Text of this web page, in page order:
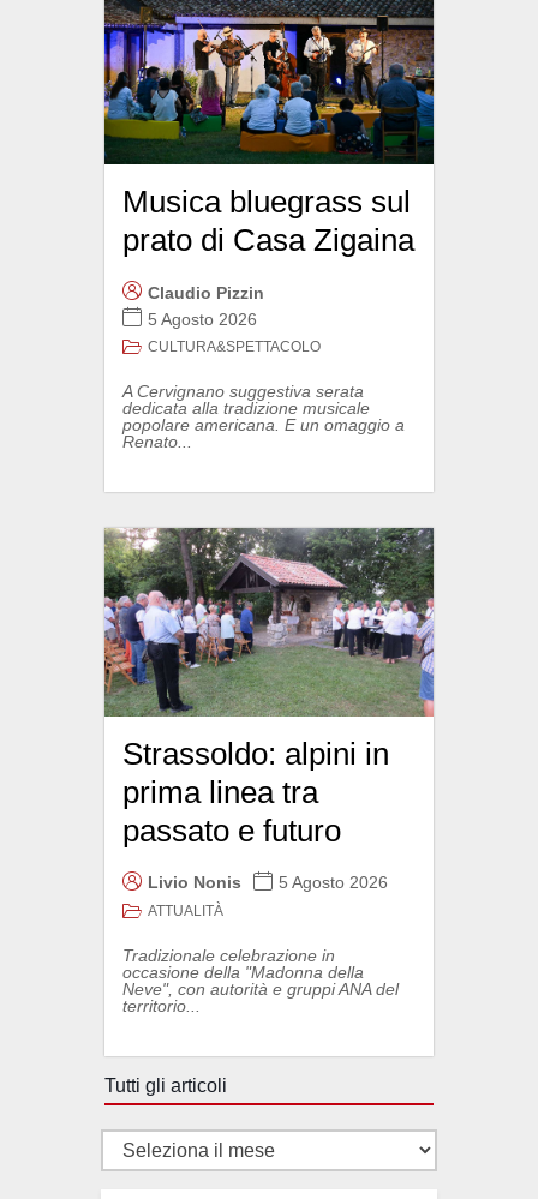
Musica bluegrass sul
prato di Casa Zigaina
Claudio Pizzin
5 Agosto 2026
CULTURA&SPETTACOLO
A Cervignano suggestiva serata
dedicata alla tradizione musicale
popolare americana. E un omaggio a
Renato...
Strassoldo: alpini in
prima linea tra
passato e futuro
Livio Nonis 5 Agosto 2026
ATTUALITÀ
Tradizionale celebrazione in
occasione della "Madonna della
Neve", con autorità e gruppi ANA del
territorio...
Tutti gli articoli
Tutti